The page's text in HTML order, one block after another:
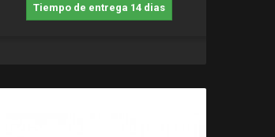
Tiempo de entrega 14 dias